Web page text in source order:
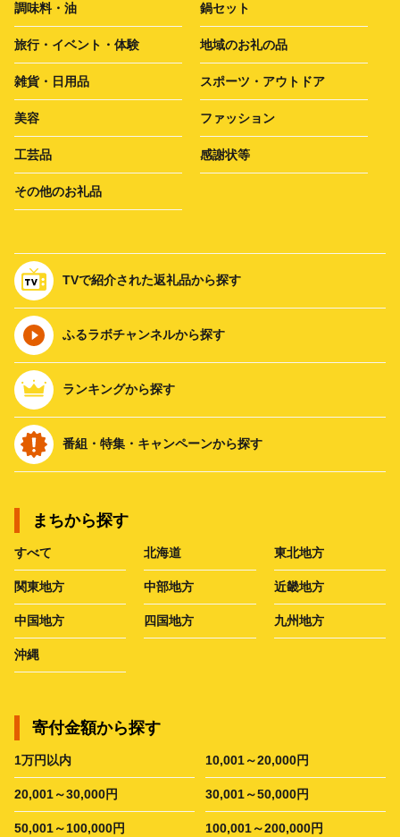
調味料・油 鍋セット
旅行・イベント・体験 地域のお礼の品
雑貨・日用品 スポーツ・アウトドア
美容 ファッション
工芸品 感謝状等
その他のお礼品
TVで紹介された返礼品から探す
ふるラボチャンネルから探す
ランキングから探す
番組・特集・キャンペーンから探す
まちから探す
すべて 北海道 東北地方
関東地方 中部地方 近畿地方
中国地方 四国地方 九州地方
沖縄
寄付金額から探す
1万円以内 10,001～20,000円
20,001～30,000円 30,001～50,000円
50,001～100,000円 100,001～200,000円